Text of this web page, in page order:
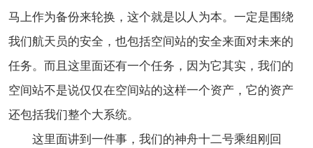
马上作为备份来轮换，这个就是以人为本。一定是围绕
我们航天员的安全，也包括空间站的安全来面对未来的
任务。而且这里面还有一个任务，因为它其实，我们的
空间站不是说仅仅在空间站的这样一个资产，它的资产
还包括我们整个大系统。
这里面讲到一件事，我们的神舟十二号乘组刚回